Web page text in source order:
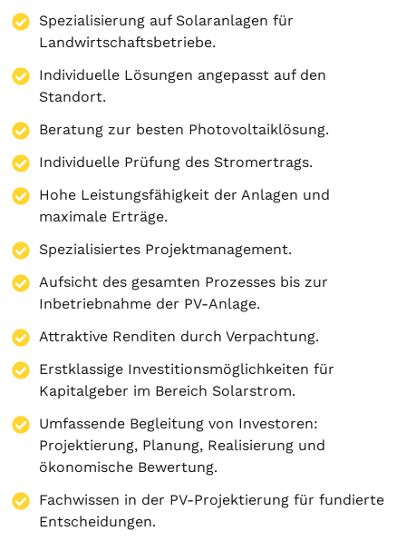
Spezialisierung auf Solaranlagen für
Landwirtschaftsbetriebe.
Individuelle Lösungen angepasst auf den
Standort.
Beratung zur besten Photovoltaiklösung.
Individuelle Prüfung des Stromertrags.
Hohe Leistungsfähigkeit der Anlagen und
maximale Erträge.
Spezialisiertes Projektmanagement.
Aufsicht des gesamten Prozesses bis zur
Inbetriebnahme der PV-Anlage.
Attraktive Renditen durch Verpachtung.
Erstklassige Investitionsmöglichkeiten für
Kapitalgeber im Bereich Solarstrom.
Umfassende Begleitung von Investoren:
Projektierung, Planung, Realisierung und
ökonomische Bewertung.
Fachwissen in der PV-Projektierung für fundierte
Entscheidungen.